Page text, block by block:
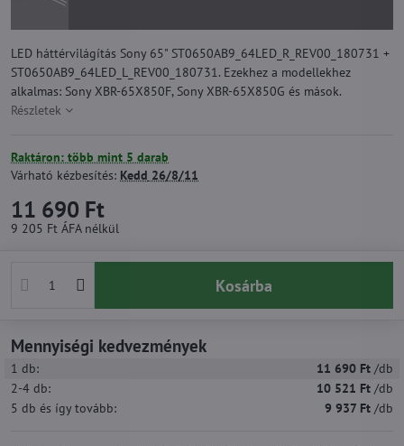
LED háttérvilágítás Sony 65" ST0650AB9_64LED_R_REV00_180731 +
ST0650AB9_64LED_L_REV00_180731. Ezekhez a modellekhez
alkalmas: Sony XBR-65X850F, Sony XBR-65X850G és mások.
Részletek
Raktáron: több mint 5 darab
Várható kézbesítés: Kedd 26/8/11
11 690 Ft
9 205 Ft ÁFA nélkül
Kosárba
Mennyiségi kedvezmények
1 db: 11 690 Ft /db
2-4 db: 10 521 Ft /db
5 db és így tovább: 9 937 Ft /db